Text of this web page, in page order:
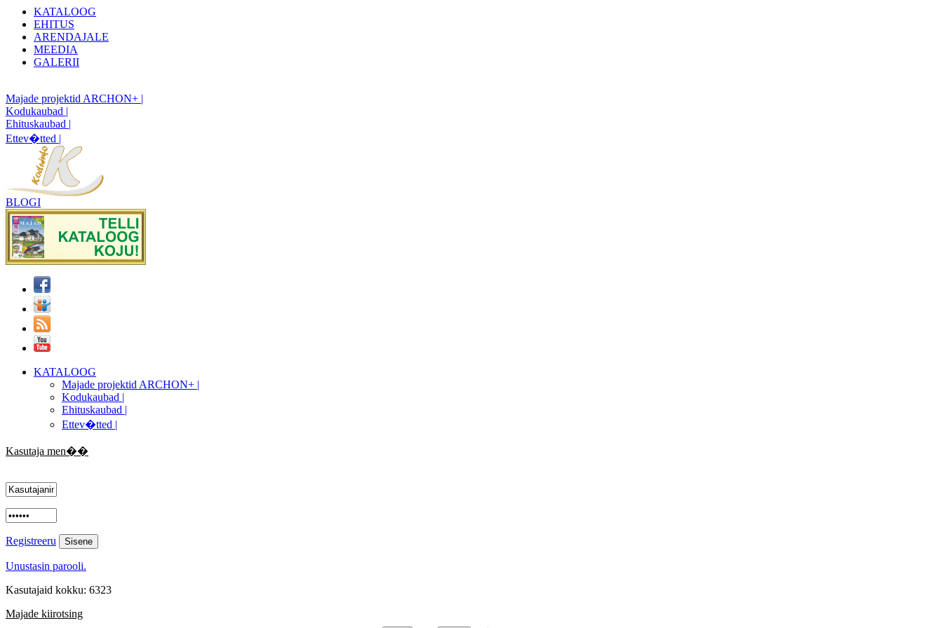
KATALOOG
EHITUS
ARENDAJALE
MEEDIA
GALERII
Majade projektid ARCHON+ |
Kodukaubad |
Ehituskaubad |
Ettev�tted |
BLOGI
KATALOOG
Majade projektid ARCHON+ |
Kodukaubad |
Ehituskaubad |
Ettev�tted |
Kasutaja men��
Registreeru
Unustasin parooli.
Kasutajaid kokku: 6323
Majade kiirotsing